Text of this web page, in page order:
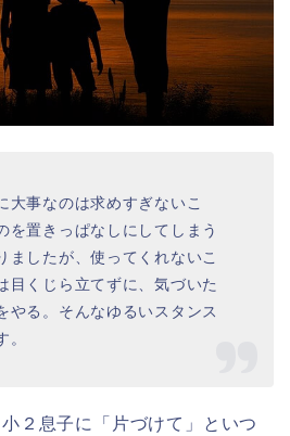
大事なのは求めすぎないこ
を置きっぱなしにしてしまう
ましたが、使ってくれないこ
目くじら立てずに、気づいた
やる。そんなゆるいスタンス
２息子に「片づけて」といつ